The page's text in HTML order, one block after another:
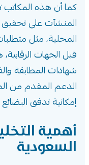
كما أن هذه
المنشآت على تحقيق
المحلية، مثل
قبل الجهات
شهادات المطابقة
الدعم المقدم من
إمكانية تدفق
أهمية
السعودية